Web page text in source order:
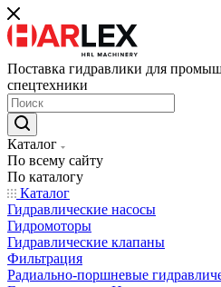
Поставка гидравлики для
спецтехники
Каталог
По всему сайту
По каталогу
Каталог
Гидравлические насосы
Гидромоторы
Гидравлические клапаны
Фильтрация
Радиально-поршневые